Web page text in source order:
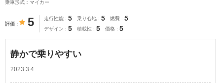
乗車形式：マイカー
評価 5 走行性能 5 乗り心地 5 燃費 5
デザイン 5 積載性 5 価格 5
静かで乗りやすい
2023.3.4